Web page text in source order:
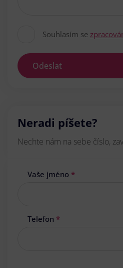
Souhlasím se
Odeslat
Neradi píšete?
Nechte nám na sebe číslo,
Vaše jméno *
Telefon *